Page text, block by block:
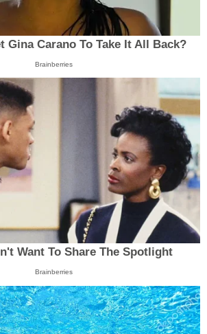
Gina Carano To Take It All Back?
Brainberries
Want To Share The Spotlight
Brainberries